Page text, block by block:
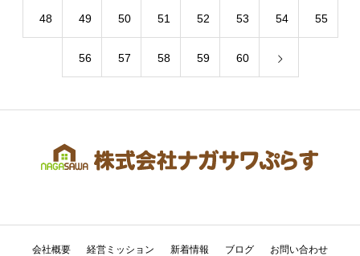
48 49 50 51 52 53 54 55
56 57 58 59 60
会社概要 経営ミッション 新着情報 ブログ お問い合わせ